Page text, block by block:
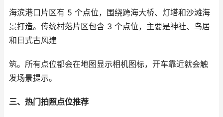
海滨港口片区有 5 个点位，围绕跨海大桥、灯塔和沙滩海
景打造。传统村落片区包含 3 个点位，主要是神社、鸟居
和日式古风建
筑。所有点位都会在地图显示相机图标，开车靠近就会触
发场景提示。
三、热门拍照点位推荐